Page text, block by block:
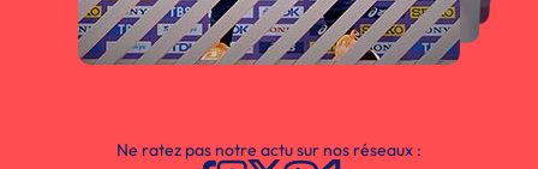
Ne ratez pas notre actu sur nos réseaux :